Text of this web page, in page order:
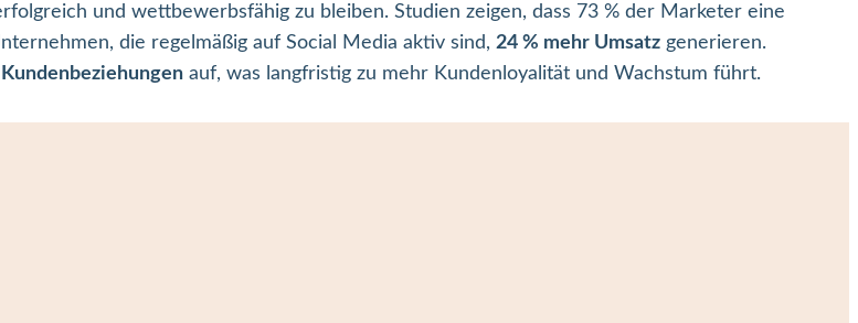
und wettbewerbsfähig zu bleiben. Studien zeigen, dass 73 % der Marketer eine
die regelmäßig auf Social Media aktiv sind, 24 % mehr Umsatz generieren.
auf, was langfristig zu mehr Kundenloyalität und Wachstum führt.